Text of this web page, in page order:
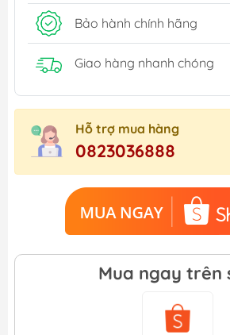
Bảo hành chính hãng
Giao hàng nhanh chóng
Hỗ trợ mua hàng
0823036888
Mua ngay trên